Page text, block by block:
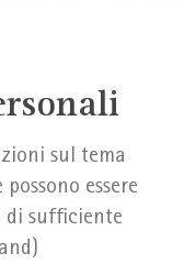
sul tema
essere
di sufficiente